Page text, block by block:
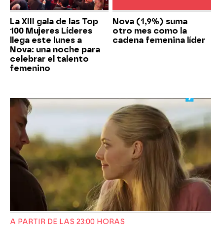
La XIII gala de las Top
100 Mujeres Líderes
llega este lunes a
Nova: una noche para
celebrar el talento
femenino
Nova (1,9%) suma
otro mes como la
cadena femenina líder
A PARTIR DE LAS 23:00 HORAS